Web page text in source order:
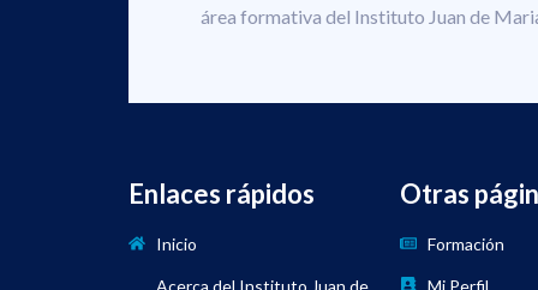
área formativa del Instituto Juan de
Enlaces rápidos
Inicio
Acerca del Instituto Juan de
Otras
Formación
Mi Perfil